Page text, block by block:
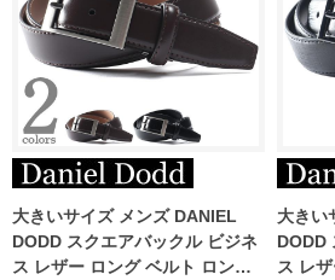
大きいサイズ メンズ DANIEL
DODD スクエアバックル ビジネ
ス レザー ロング ベルト ロング
大きい
DODD
ス レ